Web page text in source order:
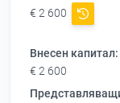
€ 2 600
Внесен капитал:
€ 2 600